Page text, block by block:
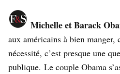
Michelle et Barack
aux américains à bien manger,
nécessité, c’est presque une
publique. Le couple Obama